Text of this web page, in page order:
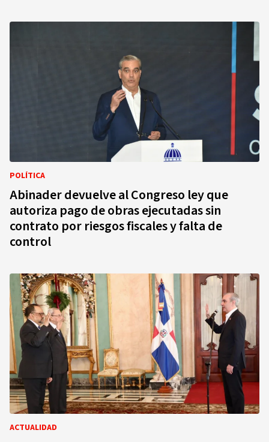
POLÍTICA
Abinader devuelve al Congreso ley que
autoriza pago de obras ejecutadas sin
contrato por riesgos fiscales y falta de
control
ACTUALIDAD